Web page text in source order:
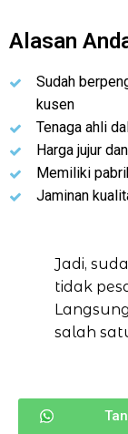
Alasan
Sudah
kusen
Tenaga ahli
Harga jujur
Memiliki
Jaminan
Jadi,
tidak
salah